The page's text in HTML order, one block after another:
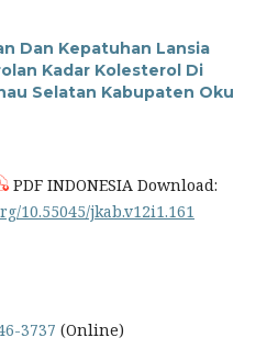
Dan Kepatuhan Lansia
Kadar Kolesterol Di
Selatan Kabupaten Oku
PDF INDONESIA Download:
10.55045/jkab.v12i1.161
3737 (Online)